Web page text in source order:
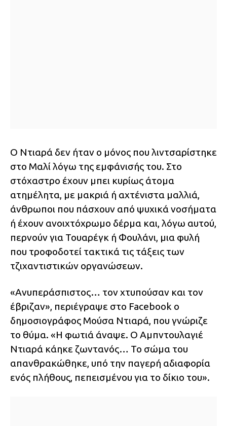
Ο Ντιαρά δεν ήταν ο μόνος που λιντσαρίστηκε
στο Μαλί λόγω της εμφάνισής του. Στο
στόχαστρο έχουν μπει κυρίως άτομα
ατημέλητα, με μακριά ή αχτένιστα μαλλιά,
άνθρωποι που πάσχουν από ψυχικά νοσήματα
ή έχουν ανοιχτόχρωμο δέρμα και, λόγω αυτού,
περνούν για Τουαρέγκ ή Φουλάνι, μια φυλή
που τροφοδοτεί τακτικά τις τάξεις των
τζιχαντιστικών οργανώσεων.
«Ανυπεράσπιστος… τον χτυπούσαν και τον
έβριζαν», περιέγραψε στο Facebook ο
δημοσιογράφος Μούσα Ντιαρά, που γνώριζε
το θύμα. «Η φωτιά άναψε. Ο Αμπντουλαγιέ
Ντιαρά κάηκε ζωντανός… Το σώμα του
απανθρακώθηκε, υπό την παγερή αδιαφορία
ενός πλήθους, πεπεισμένου για το δίκιο του».